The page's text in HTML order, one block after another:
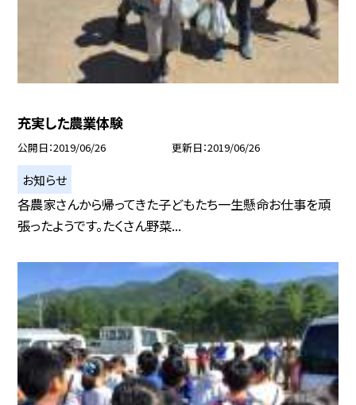
充実した農業体験
公開日 2019/06/26 更新日 2019/06/26
お知らせ
各農家さんから帰ってきた子どもたち一生懸命お仕事を頑
張ったようです。たくさん野菜...